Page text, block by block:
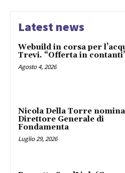
Latest news
Webuild in corsa per
Trevi. “Offerta in
Agosto 4, 2026
Nicola Della Torre
Direttore Generale di
Fondamenta
Luglio 29, 2026